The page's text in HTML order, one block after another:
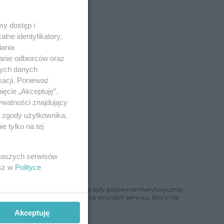
informacje w nim zawarte były poprawne merytorycznie,
informacji zamieszczonych na stronach serwisu, który nie
dostęp i
identyfikatory,
odbiorców oraz
danych
Ponieważ
„Akceptuję”.
znajdujący
użytkownika,
tylko na tej
serwisów
w Polityce
Akceptuję